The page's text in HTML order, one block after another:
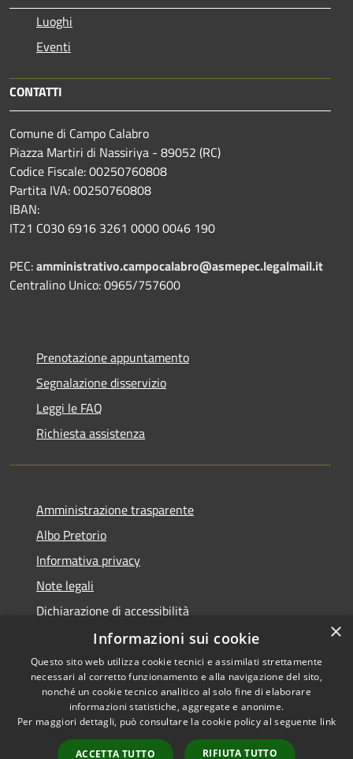
Luoghi
Eventi
CONTATTI
Comune di Campo Calabro
Piazza Martiri di Nassiriya - 89052 (RC)
Codice Fiscale: 00250760808
Partita IVA: 00250760808
IBAN:
IT21 C030 6916 3261 0000 0046 190
PEC:amministrativo.campocalabro@asmepec.legalmail.it
Centralino Unico: 0965/757600
Prenotazione appuntamento
Segnalazione disservizio
Leggi le FAQ
Richiesta assistenza
Amministrazione trasparente
Albo Pretorio
Informativa privacy
Note legali
Dichiarazione di accessibilità
Accessibilità
Privacy
Copyright © 2026 • Comune di
Campo Calabro • Powered by
Municipium•Accesso
redazione
×
Informazioni sui cookie
Questo sito web utilizza cookie tecnici e assimilati strettamente
necessari al corretto funzionamento e alla navigazione del sito,
nonché un cookie tecnico analitico al solo fine di elaborare
informazioni statistiche, aggregate e anonime.
Per maggiori dettagli, può consultare la cookie policy al seguente link
ACCETTA TUTTO RIFIUTA TUTTO